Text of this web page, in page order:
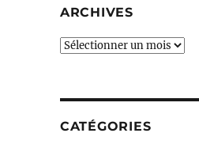
ARCHIVES
Archives
CATÉGORIES